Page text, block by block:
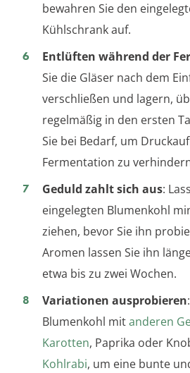
bewahren Sie den
Kühlschrank auf.
Entlüften während der
Sie die Gläser nach dem
verschließen und lagern,
regelmäßig in den ersten
Sie bei Bedarf, um
Fermentation zu
Geduld zahlt sich aus:
eingelegten Blumenkohl
ziehen, bevor Sie ihn
Aromen lassen Sie ihn
etwa bis zu zwei Wochen.
Variationen ausprobieren
Blumenkohl mitanderen
Karotten, Paprika oder
Kohlrabi, um eine bunte